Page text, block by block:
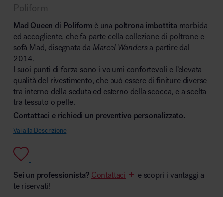
Area outdoor
Area hospitality
Poliform
Mad Queen di Poliform è una poltrona imbottita morbida
ed accogliente, che fa parte della collezione di poltrone e
sofà Mad, disegnata da Marcel Wandersa partire dal
2014.
I suoi punti di forza sono i volumi confortevoli e l’elevata
qualità del rivestimento, che può essere di finiture diverse
tra interno della seduta ed esterno della scocca, e a scelta
tra tessuto o pelle.
Contattaci e richiedi un preventivo personalizzato.
Vai alla Descrizione
Sei un professionista? Contattaci
e scopri i vantaggi a
te riservati!